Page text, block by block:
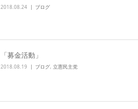
2018.08.24 ブログ
「募金活動」
2018.08.19 ブログ, 立憲民主党